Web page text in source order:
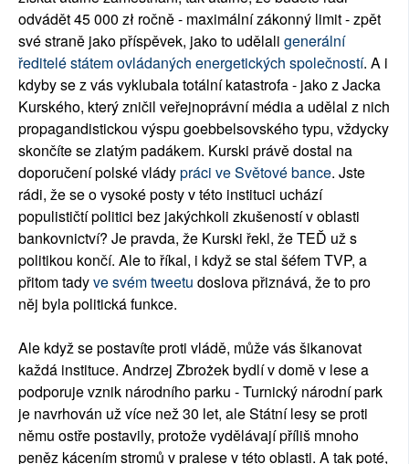
odvádět 45 000 zł ročně - maximální zákonný limit - zpět
své straně jako příspěvek, jako to udělali generální
ředitelé státem ovládaných energetických společností. A i
kdyby se z vás vyklubala totální katastrofa - jako z Jacka
Kurského, který zničil veřejnoprávní média a udělal z nich
propagandistickou výspu goebbelsovského typu, vždycky
skončíte se zlatým padákem. Kurski právě dostal na
doporučení polské vládypráci ve Světové bance. Jste
rádi, že se o vysoké posty v této instituci uchází
populističtí politici bez jakýchkoli zkušeností v oblasti
bankovnictví? Je pravda, že Kurski řekl, že TEĎ už s
politikou končí. Ale to říkal, i když se stal šéfem TVP, a
přitom tadyve svém tweetu doslova přiznává, že to pro
něj byla politická funkce.
Ale když se postavíte proti vládě, může vás šikanovat
každá instituce. Andrzej Zbrożek bydlí v domě v lese a
podporuje vznik národního parku - Turnický národní park
je navrhován už více než 30 let, ale Státní lesy se proti
němu ostře postavily, protože vydělávají příliš mnoho
peněz kácením stromů v pralese v této oblasti. A tak poté,